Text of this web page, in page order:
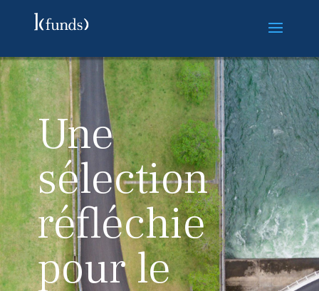
Une
sélection
réfléchie
pour le